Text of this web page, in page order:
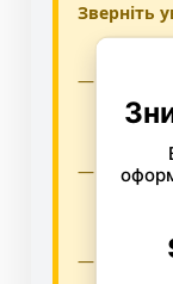
Зверніть
✅
⏳
30